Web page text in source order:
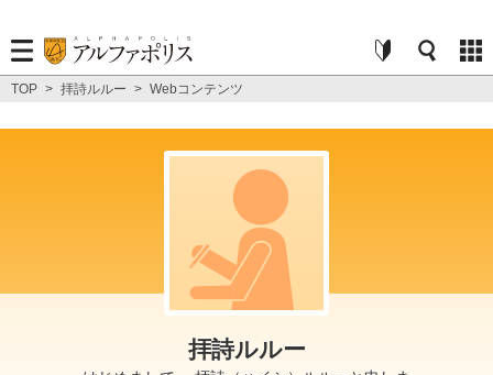
TOP > 拝詩ルルー > Webコンテンツ
拝詩ルルー